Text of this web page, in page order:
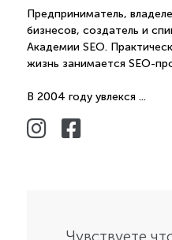
Предприниматель,
бизнесов, создатель и
Академии SEO.
жизнь занимается SEO-
В 2004 году увлекся ...
Чувствуете